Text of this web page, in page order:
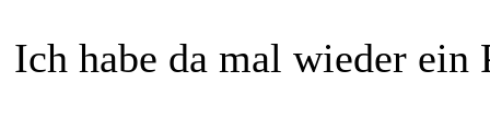
Ich habe da mal wieder ein